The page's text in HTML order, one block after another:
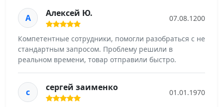
А Алексей Ю. 07.08.1200
Компетентные сотрудники, помогли разобраться с не
стандартным запросом. Проблему решили в
реальном времени, товар отправили быстро.
с сергей заименко 01.01.1970